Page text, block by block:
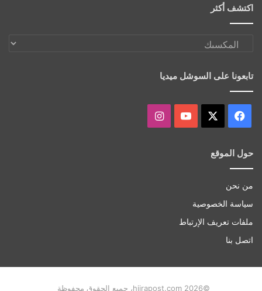
اكتشف أكثر
اكتشف
تابعونا على السوشل ميديا
فيسبوك ‫YouTubeانستقرام
حول الموقع
من نحن
سياسة الخصوصية
ملفات تعريف الإرتباط
اتصل بنا
©hijrapost.com 2026، جميع الحقوق محفوظة